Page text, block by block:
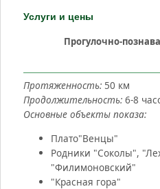
Услуги и цены
Прогулочно-
Протяженность: 50 км
Продолжительность: 6-8
Основные объекты показа:
Плато"Венцы"
Родники "Соколы",
"Филимоновский"
"Красная гора"